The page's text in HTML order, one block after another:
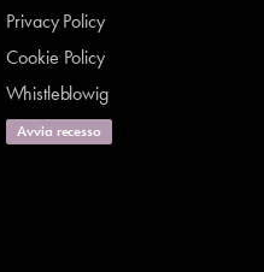
Privacy Policy
Cookie Policy
Whistleblowig
Avvia recesso